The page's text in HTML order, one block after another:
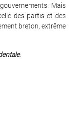
Mais
des partis et des
breton, extrême
.